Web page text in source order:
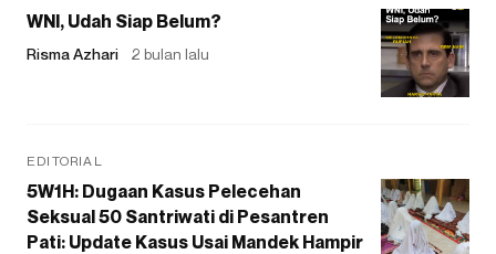
WNI, Udah Siap Belum?
Risma Azhari 2 bulan lalu
EDITORIAL
5W1H: Dugaan Kasus Pelecehan
Seksual 50 Santriwati di Pesantren
Pati: Update Kasus Usai Mandek Hampir